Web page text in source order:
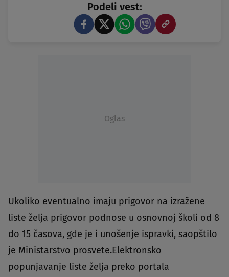
Podeli vest:
Oglas
Ukoliko eventualno imaju prigovor na izražene
liste želja prigovor podnose u osnovnoj školi od 8
do 15 časova, gde je i unošenje ispravki, saopštilo
je Ministarstvo prosvete.Elektronsko
popunjavanje liste želja preko portala